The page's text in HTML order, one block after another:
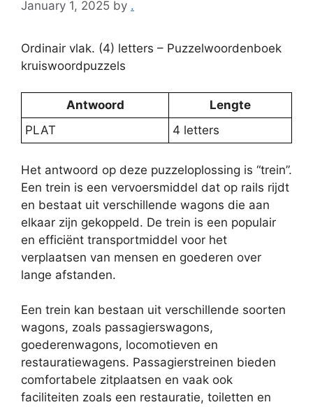
January 1, 2025 by .
Ordinair vlak. (4) letters – Puzzelwoordenboek
kruiswoordpuzzels
Antwoord
Lengte
PLAT
4 letters
Het antwoord op deze puzzeloplossing is “trein”.
Een trein is een vervoersmiddel dat op rails rijdt
en bestaat uit verschillende wagons die aan
elkaar zijn gekoppeld. De trein is een populair
en efficiënt transportmiddel voor het
verplaatsen van mensen en goederen over
lange afstanden.
Een trein kan bestaan uit verschillende soorten
wagons, zoals passagierswagons,
goederenwagons, locomotieven en
restauratiewagens. Passagierstreinen bieden
comfortabele zitplaatsen en vaak ook
faciliteiten zoals een restauratie, toiletten en